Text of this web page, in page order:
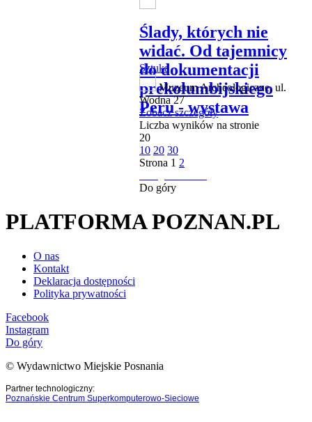
Ślady, których nie
widać. Od tajemnicy
do dokumentacji
prekolumbijskiego
Peru - wystawa
Sztuka
Muzeum Archeologiczne, ul.
Wodna 27
Zobacz szczegóły
Liczba wyników na stronie
20
10 20 30
Strona 1 2
Do góry
PLATFORMA POZNAN.PL
O nas
Kontakt
Deklaracja dostępności
Polityka prywatności
Facebook
Instagram
Do góry
© Wydawnictwo Miejskie Posnania
Partner technologiczny:
Poznańskie Centrum Superkomputerowo-Sieciowe